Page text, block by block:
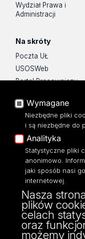
Wydział Prawa i
Administracji
Na skróty
Poczta UŁ
USOSWeb
Portal Pracowniczy
Platforma e-
Moodle
Eksperci UŁ
Polityka Prywatności
Dostępność
ul. Tamka 12,
91-403 Łódź
tel: 42/635 57 44,
fax: 42/635 57 44
Wymagane
Niezbędne pliki
i są niezbędne do
Analityka
Statystyczne pliki
anonimowo.
jaki sposób nasi
internetowej.
Nasza
plików
celach
oraz
możemy